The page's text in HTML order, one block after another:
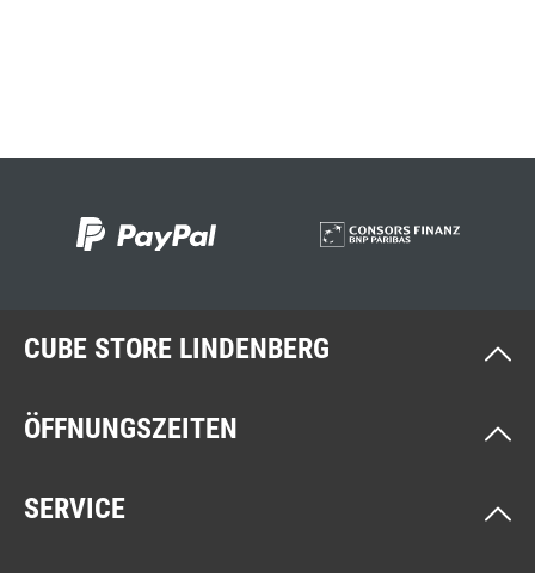
CUBE STORE LINDENBERG
ÖFFNUNGSZEITEN
SERVICE